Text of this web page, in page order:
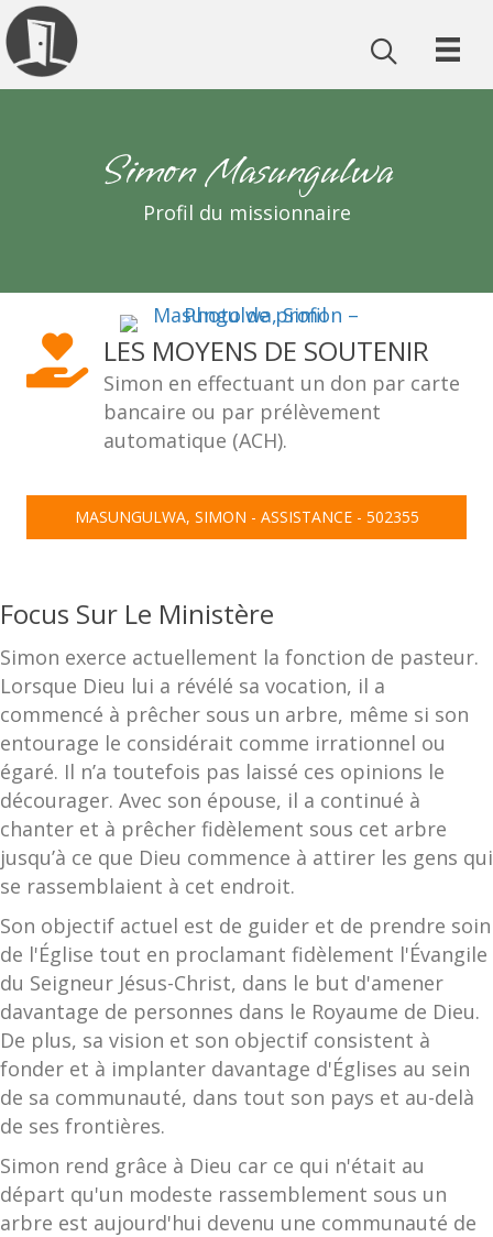
Simon Masungulwa
Profil du missionnaire
Focus Sur Le Ministère
Simon exerce actuellement la fonction de pasteur.
Lorsque Dieu lui a révélé sa vocation, il a
commencé à prêcher sous un arbre, même si son
entourage le considérait comme irrationnel ou
égaré. Il n’a toutefois pas laissé ces opinions le
décourager. Avec son épouse, il a continué à
chanter et à prêcher fidèlement sous cet arbre
jusqu’à ce que Dieu commence à attirer les gens qui
se rassemblaient à cet endroit.
Son objectif actuel est de guider et de prendre soin
de l'Église tout en proclamant fidèlement l'Évangile
du Seigneur Jésus-Christ, dans le but d'amener
davantage de personnes dans le Royaume de Dieu.
De plus, sa vision et son objectif consistent à
fonder et à implanter davantage d'Églises au sein
de sa communauté, dans tout son pays et au-delà
de ses frontières.
Simon rend grâce à Dieu car ce qui n'était au
départ qu'un modeste rassemblement sous un
arbre est aujourd'hui devenu une communauté de
LES MOYENS DE SOUTENIR
Simon en effectuant un don par carte
bancaire ou par prélèvement
automatique (ACH).
MASUNGULWA, SIMON - ASSISTANCE - 502355